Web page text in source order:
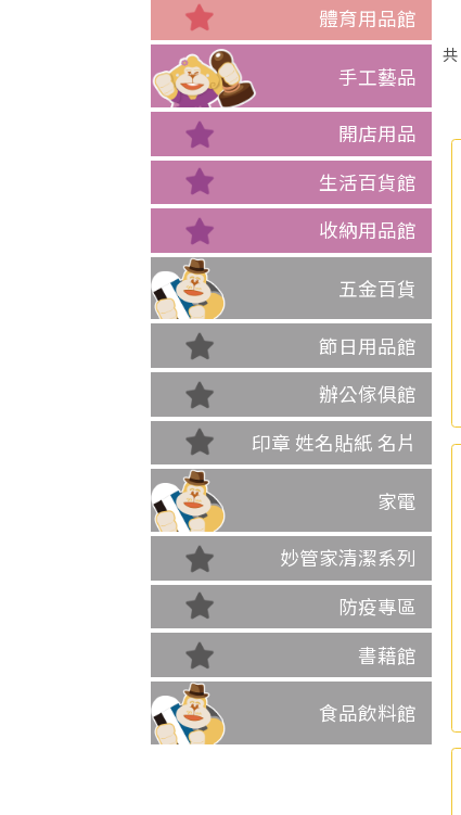
體育用品館
手工藝品
開店用品
生活百貨館
收納用品館
五金百貨
節日用品館
辦公傢俱館
印章 姓名貼紙 名片
家電
妙管家清潔系列
防疫專區
書藉館
食品飲料館
共